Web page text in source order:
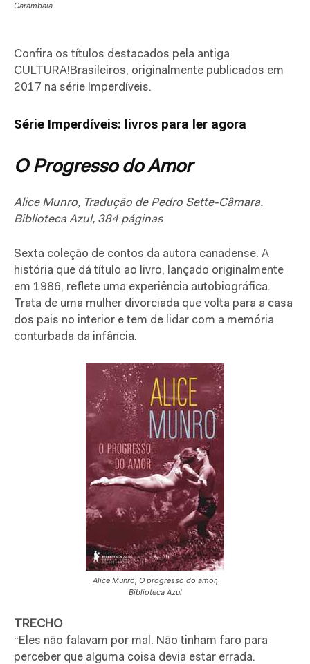
Carambaia
Confira os títulos destacados pela antiga
CULTURA!Brasileiros, originalmente publicados em
2017 na série Imperdíveis.
Série Imperdíveis: livros para ler agora
O Progresso do Amor
Alice Munro, Tradução de Pedro Sette-Câmara.
Biblioteca Azul, 384 páginas
Sexta coleção de contos da autora canadense. A
história que dá título ao livro, lançado originalmente
em 1986, reflete uma experiência autobiográfica.
Trata de uma mulher divorciada que volta para a casa
dos pais no interior e tem de lidar com a memória
conturbada da infância.
Alice Munro, O progresso do amor,
Biblioteca Azul
TRECHO
“Eles não falavam por mal. Não tinham faro para
perceber que alguma coisa devia estar errada.